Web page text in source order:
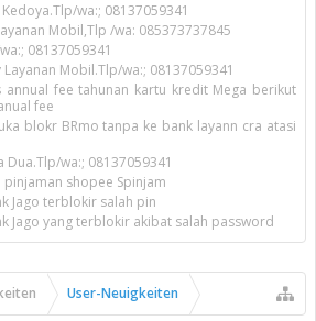
wa:; 08137059341
Mobil,Tlp /wa: 085373737845
08137059341
Layanan Mobil.Tlp/wa:; 08137059341
annual fee tahunan kartu kredit Mega berikut
fee
blokr BRmo tanpa ke bank layann cra atasi
Dua.Tlp/wa:; 08137059341
shopee Spinjam
Jago terblokir salah pin
Jago yang terblokir akibat salah password
User-Neuigkeiten